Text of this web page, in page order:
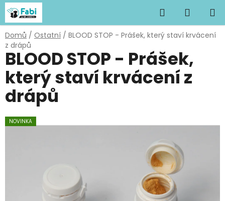
Přejít
na
obsah
Hledat
KOŠÍK
Domů / Ostatní / BLOOD STOP - Prášek, který staví krvácení
z drápů
BLOOD STOP - Prášek,
který staví krvácení z
drápů
NOVINKA